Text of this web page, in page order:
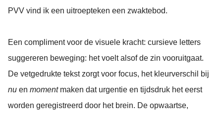
PVV vind ik een uitroepteken een zwaktebod.
Een compliment voor de visuele kracht: cursieve letters
suggereren beweging: het voelt alsof de zin vooruitgaat.
De vetgedrukte tekst zorgt voor focus, het kleurverschil bij
nu en moment maken dat urgentie en tijdsdruk het eerst
worden geregistreerd door het brein. De opwaartse,